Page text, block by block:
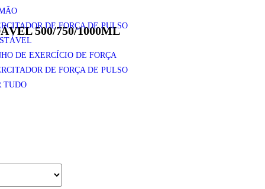
DE FORÇA DE PULSO
DE EXERCÍCIO DE FORÇA
DE FORÇA DE PULSO
TUDO
500/750/1000ML